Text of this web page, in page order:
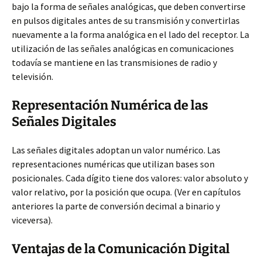
bajo la forma de señales analógicas, que deben convertirse
en pulsos digitales antes de su transmisión y convertirlas
nuevamente a la forma analógica en el lado del receptor. La
utilización de las señales analógicas en comunicaciones
todavía se mantiene en las transmisiones de radio y
televisión.
Representación Numérica de las
Señales Digitales
Las señales digitales adoptan un valor numérico. Las
representaciones numéricas que utilizan bases son
posicionales. Cada dígito tiene dos valores: valor absoluto y
valor relativo, por la posición que ocupa. (Ver en capítulos
anteriores la parte de conversión decimal a binario y
viceversa).
Ventajas de la Comunicación Digital